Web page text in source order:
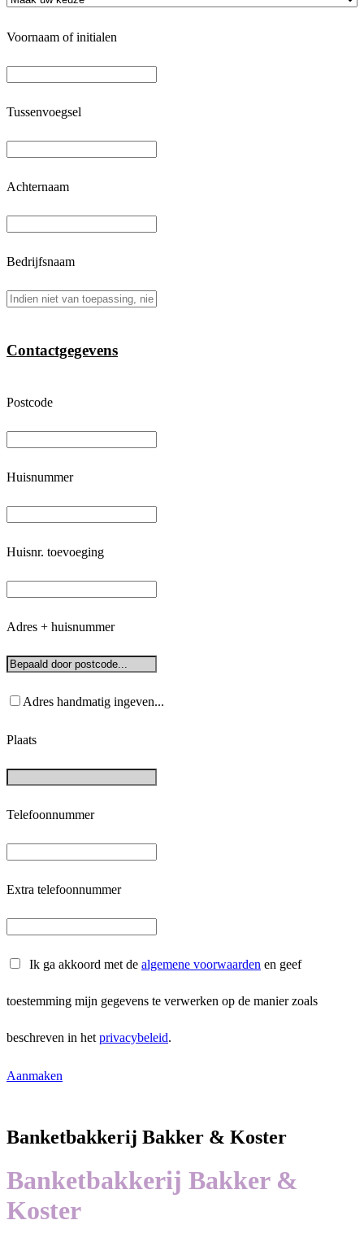
Voornaam of initialen
Tussenvoegsel
Achternaam
Bedrijfsnaam
Contactgegevens
Postcode
Huisnummer
Huisnr. toevoeging
Adres + huisnummer
Adres handmatig ingeven...
Plaats
Telefoonnummer
Extra telefoonnummer
Ik ga akkoord met de algemene voorwaarden en geef
toestemming mijn gegevens te verwerken op de manier zoals
beschreven in het privacybeleid.
Aanmaken
Banketbakkerij Bakker & Koster
Banketbakkerij Bakker &
Koster